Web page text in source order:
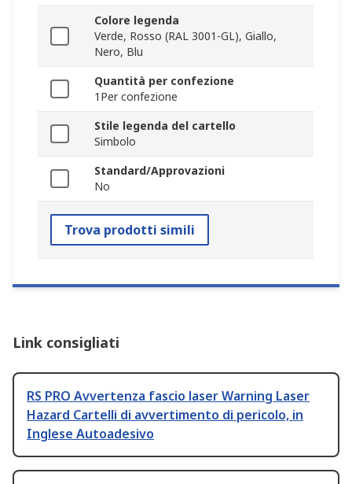
Colore legenda
Verde, Rosso (RAL 3001-GL), Giallo,
Nero, Blu
Quantità per confezione
1Per confezione
Stile legenda del cartello
Simbolo
Standard/Approvazioni
No
Trova prodotti simili
Link consigliati
RS PRO Avvertenza fascio laser Warning Laser
Hazard Cartelli di avvertimento di pericolo, in
Inglese Autoadesivo